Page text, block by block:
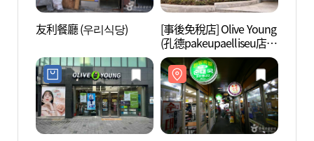
友利餐廳 (우리식당)
[事後免稅店] Olive Young
(孔德pakeupaelliseu店)
(올리브영 공덕파크팰리
스점)